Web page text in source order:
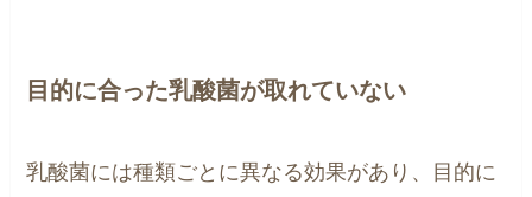
目的に合った乳酸菌が取れていない
乳酸菌には種類ごとに異なる効果があり、目的に